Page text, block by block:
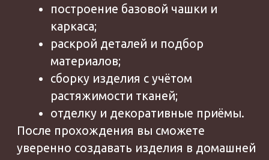
Главная